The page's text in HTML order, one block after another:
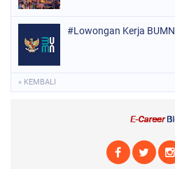
#Lowongan Kerja BUMN
« KEMBALI